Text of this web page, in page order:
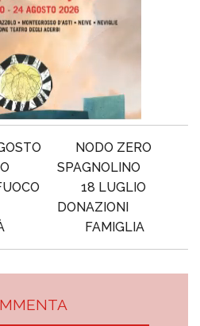
NODO ZERO
SPAGNOLINO
18 LUGLIO
DONAZIONI
FAMIGLIA